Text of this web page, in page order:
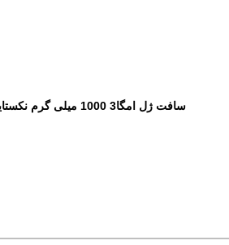
سافت ژل امگا3 1000 میلی گرم نکستایل